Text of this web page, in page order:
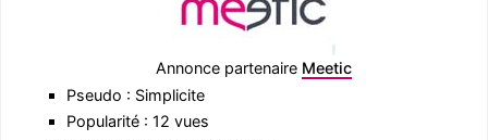
Annonce partenaire Meetic
Pseudo : Simplicite
Popularité : 12 vues